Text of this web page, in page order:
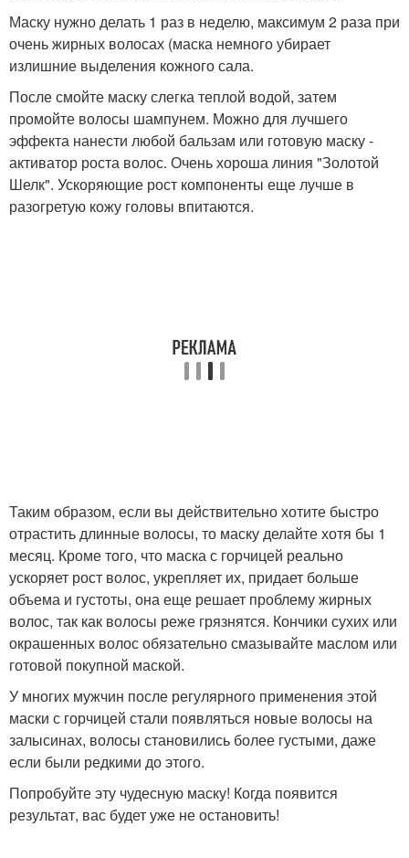
Маску нужно делать 1 раз в неделю, максимум 2 раза при
очень жирных волосах (маска немного убирает
излишние выделения кожного сала.
После смойте маску слегка теплой водой, затем
промойте волосы шампунем. Можно для лучшего
эффекта нанести любой бальзам или готовую маску -
активатор роста волос. Очень хороша линия "Золотой
Шелк". Ускоряющие рост компоненты еще лучше в
разогретую кожу головы впитаются.
Таким образом, если вы действительно хотите быстро
отрастить длинные волосы, то маску делайте хотя бы 1
месяц. Кроме того, что маска с горчицей реально
ускоряет рост волос, укрепляет их, придает больше
объема и густоты, она еще решает проблему жирных
волос, так как волосы реже грязнятся. Кончики сухих или
окрашенных волос обязательно смазывайте маслом или
готовой покупной маской.
У многих мужчин после регулярного применения этой
маски с горчицей стали появляться новые волосы на
залысинах, волосы становились более густыми, даже
если были редкими до этого.
Попробуйте эту чудесную маску! Когда появится
результат, вас будет уже не остановить!